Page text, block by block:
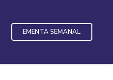
EMENTA SEMANAL